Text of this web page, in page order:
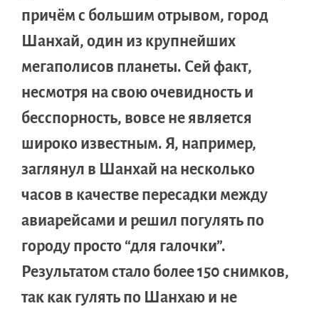
причём с большим отрывом, город
Шанхай, один из крупнейших
мегаполисов планеты. Сей факт,
несмотря на свою очевидность и
бесспорность, вовсе не является
широко известным. Я, например,
заглянул в Шанхай на несколько
часов в качестве пересадки между
авиарейсами и решил погулять по
городу просто “для галочки”.
Результатом стало более 150 снимков,
так как гулять по Шанхаю и не